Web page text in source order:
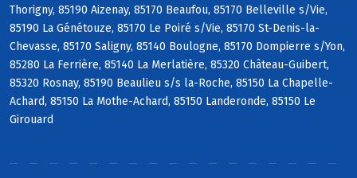
Thorigny, 85190 Aizenay, 85170 Beaufou, 85170 Belleville s/Vie,
85190 La Génétouze, 85170 Le Poiré s/Vie, 85170 St-Denis-la-
Chevasse, 85170 Saligny, 85140 Boulogne, 85170 Dompierre s/Yon,
85280 La Ferrière, 85140 La Merlatière, 85320 Château-Guibert,
85320 Rosnay, 85190 Beaulieu s/s la-Roche, 85150 La Chapelle-
Achard, 85150 La Mothe-Achard, 85150 Landeronde, 85150 Le
Girouard